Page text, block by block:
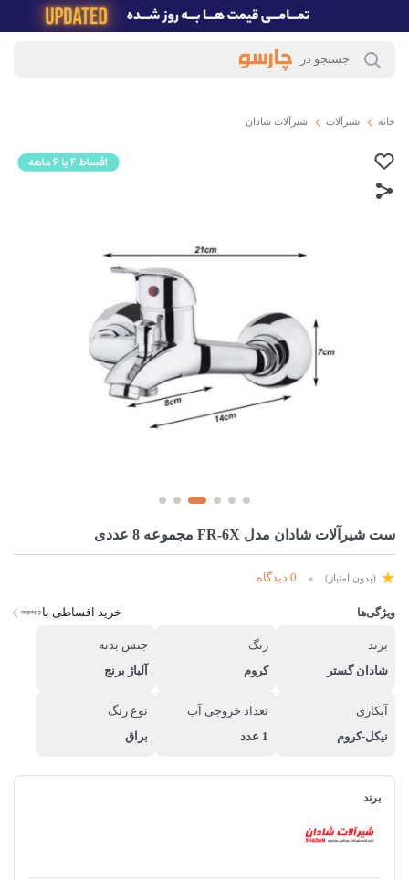
خانه شیرآلات شیرآلات شادان
ست شیرآلات شادان مدل FR-6X مجموعه 8 عددی
(بدون امتیاز) 0 دیدگاه
ویژگی‌ها خرید اقساطی با
برند
شادان گستر
رنگ
کروم
جنس بدنه
آلیاژ برنج
آبکاری
نیکل-کروم
تعداد خروجی آب
1 عدد
نوع رنگ
براق
برند